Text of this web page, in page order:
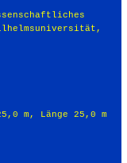
m, Länge 25,0 m